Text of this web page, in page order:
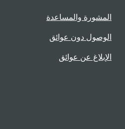
المشورة والمساعدة
الوصول دون عوائق
الإبلاغ عن عوائق